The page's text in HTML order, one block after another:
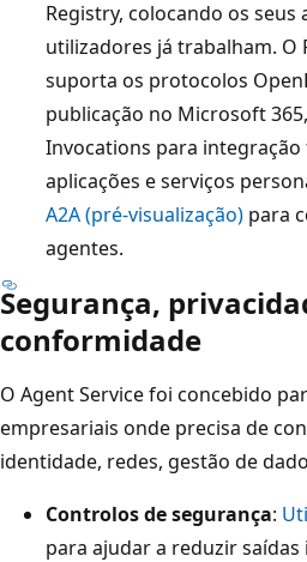
Registry, colocando os seus
utilizadores já trabalham. O
suporta os protocolos
publicação no Microsoft
Invocations para
aplicações e serviços
A2A (pré-visualização) para
agentes.
Segurança,
conformidade
O Agent Service foi concebido
empresariais onde precisa de
identidade, redes, gestão de
Controlos de segurança:
para ajudar a reduzir